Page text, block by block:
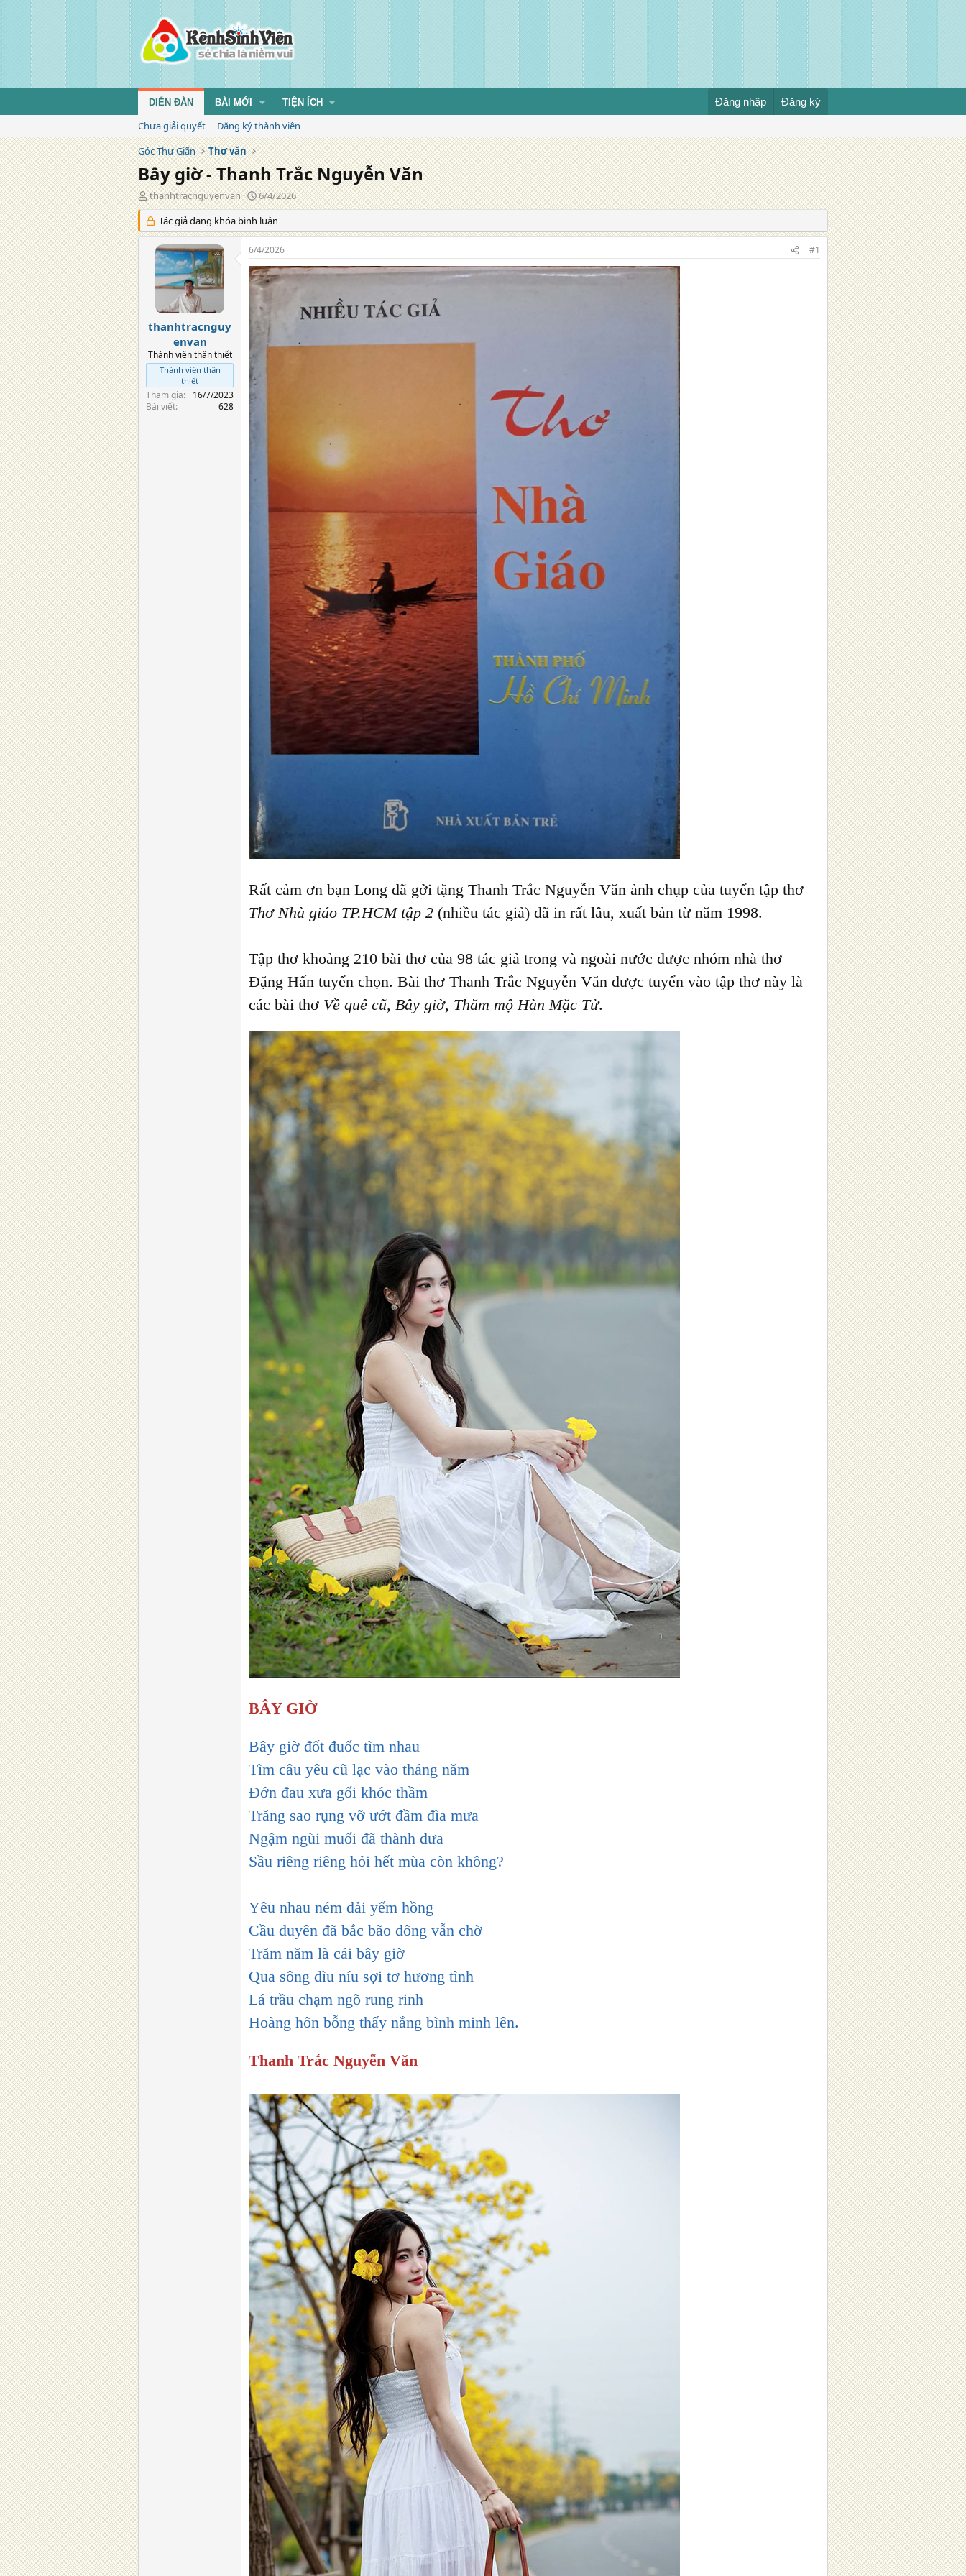
DIỄN ĐÀN BÀI MỚI TIỆN ÍCH Đăng nhập Đăng ký
Chưa giải quyết
Đăng ký thành viên
Góc Thư Giãn
Thơ văn
Bây giờ - Thanh Trắc Nguyễn Văn
T
á
c
g
thanhtracnguyenvan
N
g
à
y
đ
ă
n
g
6/4/2026
Tác giả đang khóa bình luận
thanhtracnguy
envan
Thành viên thân thiết
Thành viên thân
thiết
Tham gia
16/7/2023
Bài viết
628
6/4/2026 #1
Rất cảm ơn bạn Long đã gởi tặng Thanh Trắc Nguyễn Văn ảnh chụp của tuyển tập thơ
Thơ Nhà giáo TP.HCM tập 2 (nhiều tác giả) đã in rất lâu, xuất bản từ năm 1998.
Tập thơ khoảng 210 bài thơ của 98 tác giả trong và ngoài nước được nhóm nhà thơ
Đặng Hấn tuyển chọn. Bài thơ Thanh Trắc Nguyễn Văn được tuyển vào tập thơ này là
các bài thơ Về quê cũ, Bây giờ, Thăm mộ Hàn Mặc Tử.
BÂY GIỜ
Bây giờ đốt đuốc tìm nhau
Tìm câu yêu cũ lạc vào tháng năm
Đớn đau xưa gối khóc thầm
Trăng sao rụng vỡ ướt đầm đìa mưa
Ngậm ngùi muối đã thành dưa
Sầu riêng riêng hỏi hết mùa còn không?
Yêu nhau ném dải yếm hồng
Cầu duyên đã bắc bão dông vẫn chờ
Trăm năm là cái bây giờ
Qua sông dìu níu sợi tơ hương tình
Lá trầu chạm ngõ rung rinh
Hoàng hôn bỗng thấy nắng bình minh lên.
Thanh Trắc Nguyễn Văn